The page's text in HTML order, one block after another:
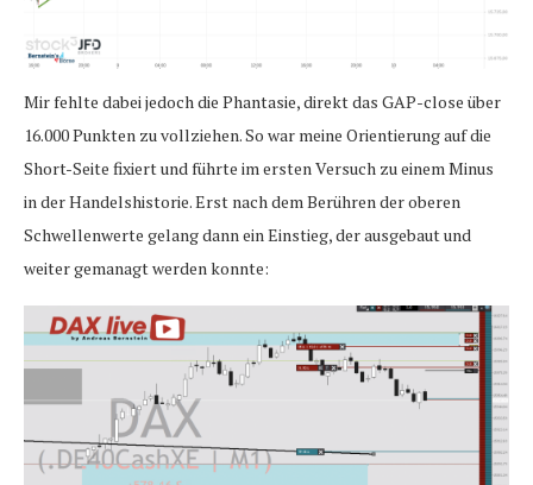
Mir fehlte dabei jedoch die Phantasie, direkt das GAP-close über
16.000 Punkten zu vollziehen. So war meine Orientierung auf die
Short-Seite fixiert und führte im ersten Versuch zu einem Minus
in der Handelshistorie. Erst nach dem Berühren der oberen
Schwellenwerte gelang dann ein Einstieg, der ausgebaut und
weiter gemanagt werden konnte: